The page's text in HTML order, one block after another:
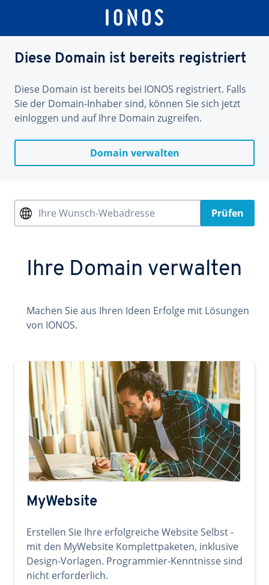
Diese Domain ist bereits registriert
Diese Domain ist bereits bei IONOS registriert. Falls
Sie der Domain-Inhaber sind, können Sie sich jetzt
einloggen und auf Ihre Domain zugreifen.
Domain verwalten
Ihre Wunsch-Webadresse Prüfen
Ihre Domain verwalten
Machen Sie aus Ihren Ideen Erfolge mit Lösungen
von IONOS.
MyWebsite
Erstellen Sie Ihre erfolgreiche Website Selbst -
mit den MyWebsite Komplettpaketen, inklusive
Design-Vorlagen. Programmier-Kenntnisse sind
nicht erforderlich.